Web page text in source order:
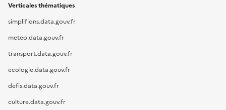
Verticales thématiques
simplifions.data.gouv.fr
meteo.data.gouv.fr
transport.data.gouv.fr
ecologie.data.gouv.fr
defis.data.gouv.fr
culture.data.gouv.fr